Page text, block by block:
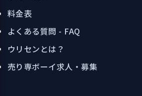
料金表
よくある質問 - FAQ
ウリセンとは？
売り専ボーイ求人・募集